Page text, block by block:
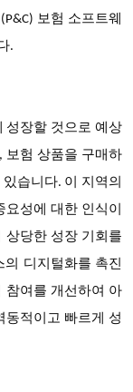
보험 소프트웨
.
성장할 것으로 예상
보험 상품을 구매하
습니다. 이 지역의
성에 대한 인식이
상당한 성장 기회를
디지털화를 촉진
참여를 개선하여 아
적이고 빠르게 성